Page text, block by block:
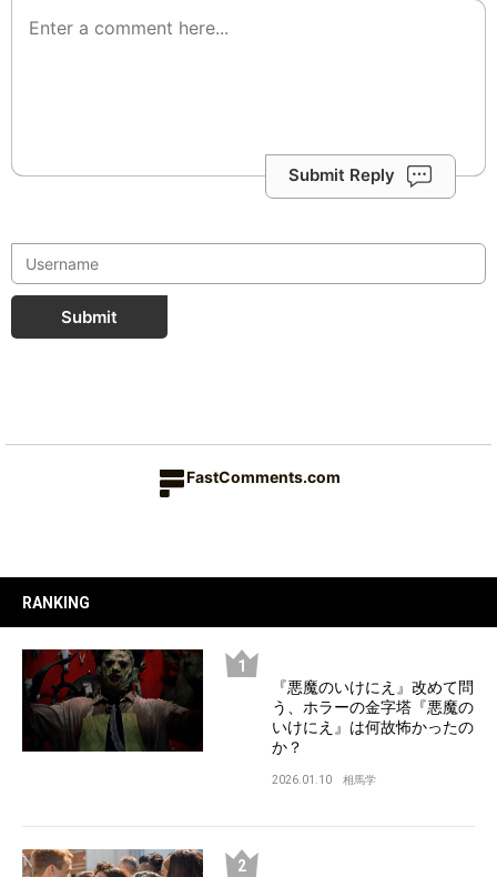
Submit Reply
Submit
FastComments.com
RANKING
『悪魔のいけにえ』改めて問
う、ホラーの金字塔『悪魔の
いけにえ』は何故怖かったの
か？
2026.01.10 相馬学